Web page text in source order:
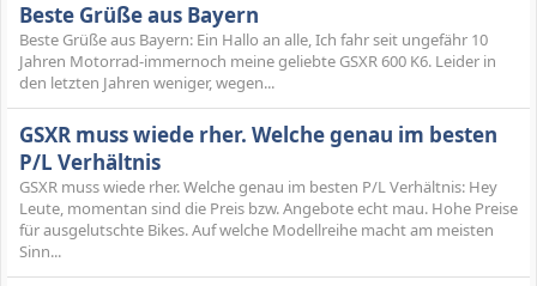
Beste Grüße aus Bayern
Beste Grüße aus Bayern: Ein Hallo an alle, Ich fahr seit ungefähr 10
Jahren Motorrad-immernoch meine geliebte GSXR 600 K6. Leider in
den letzten Jahren weniger, wegen...
GSXR muss wiede rher. Welche genau im besten
P/L Verhältnis
GSXR muss wiede rher. Welche genau im besten P/L Verhältnis: Hey
Leute, momentan sind die Preis bzw. Angebote echt mau. Hohe Preise
für ausgelutschte Bikes. Auf welche Modellreihe macht am meisten
Sinn...